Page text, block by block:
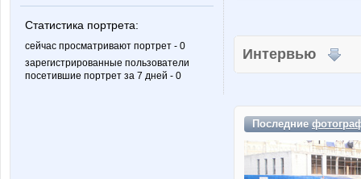
Статистика портрета:
сейчас просматривают портрет - 0
зарегистрированные пользователи
посетившие портрет за 7 дней - 0
Интервью
Последние